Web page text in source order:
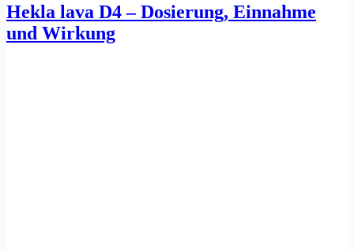
Hekla lava D4 – Dosierung, Einnahme
und Wirkung